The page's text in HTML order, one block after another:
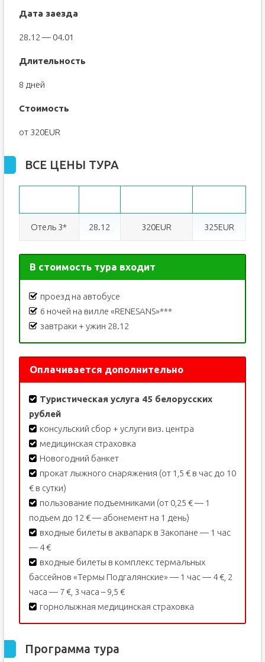
Дата заезда
28.12 — 04.01
Длительность
8 дней
Стоимость
от 320EUR
ВСЕ ЦЕНЫ ТУРА
Отель 3* 28.12 320EUR 325EUR
В стоимость тура входит
проезд на автобусе
6 ночей на вилле «RENESANS»***
завтраки + ужин 28.12
Оплачивается дополнительно
Туристическая услуга 45 белорусских
рублей
консульский сбор + услуги виз. центра
медицинская страховка
Новогодний банкет
прокат лыжного снаряжения (от 1,5 € в час до 10
€ в сутки)
пользование подъемниками (от 0,25 € — 1
подъем до 12 € — абонемент на 1 день)
входные билеты в аквапарк в Закопане — 1 час
— 4 €
входные билеты в комплекс термальных
бассейнов «Термы Подгалянские» — 1 час — 4 €, 2
часа — 7 €, 3 часа – 9,5 €
горнолыжная медицинская страховка
Программа тура